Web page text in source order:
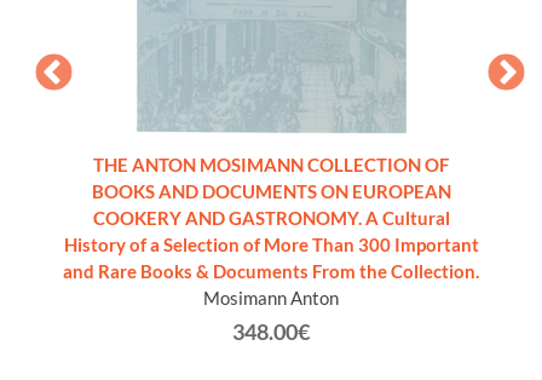
THE ANTON MOSIMANN COLLECTION OF
BOOKS AND DOCUMENTS ON EUROPEAN
COOKERY AND GASTRONOMY. A Cultural
History of a Selection of More Than 300 Important
and Rare Books & Documents From the Collection.
Mosimann Anton
348.00€